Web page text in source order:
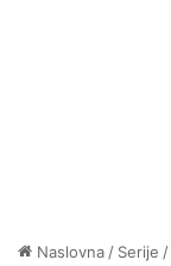
Naslovna / Serije /